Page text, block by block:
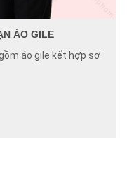
ÁO GILE
áo gile kết hợp sơ